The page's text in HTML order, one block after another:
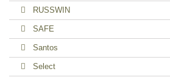
RUSSWIN
SAFE
Santos
Select